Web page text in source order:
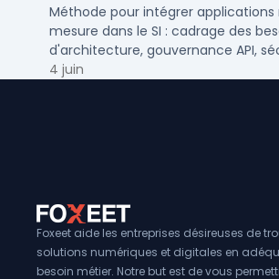
SI ?
Méthode pour intégrer
mesure dans le SI : cadrage des
d'architecture, gouvernance API,
conduite du changement.
4 juin
Foxeet aide les entreprises désireuses de
solutions numériques et digitales en
besoin métier. Notre but est de vous